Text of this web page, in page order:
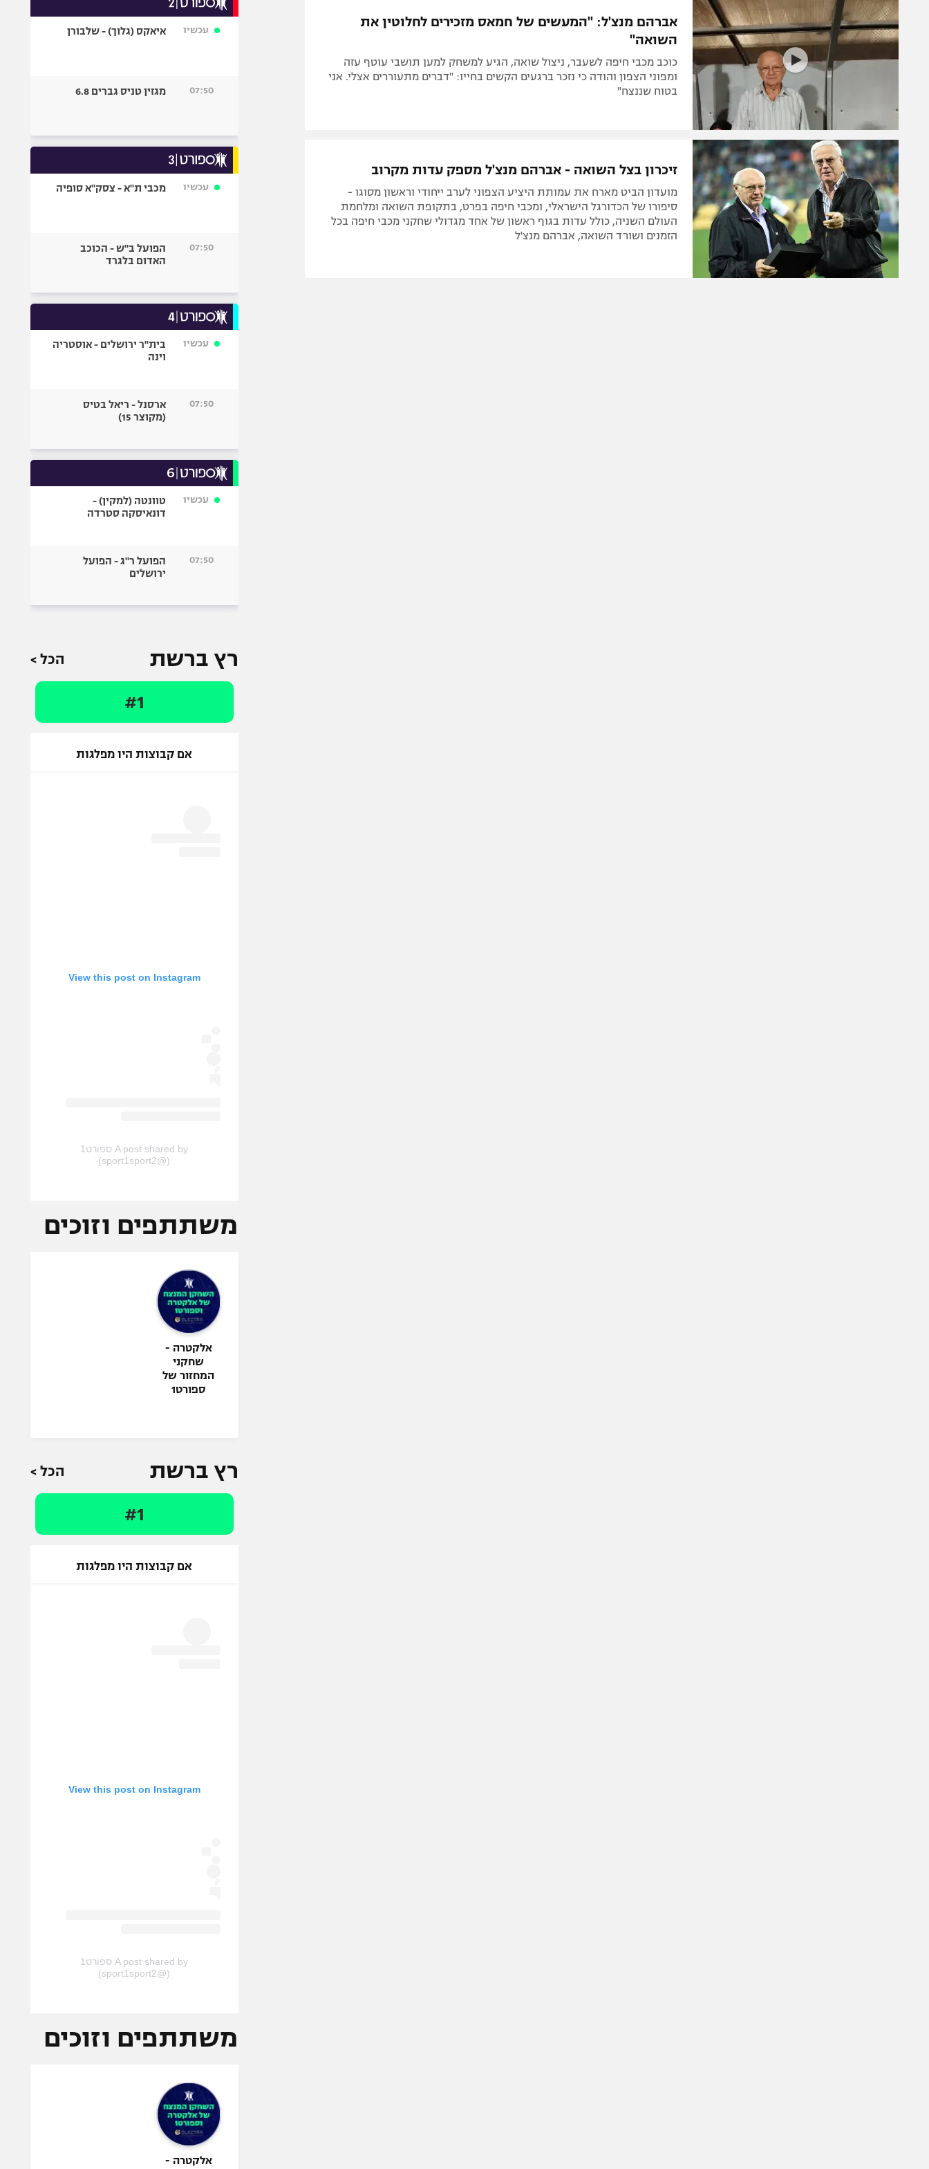
תקנון משתתפים וזוכים בפרסים
תקנון עבור פעילות אלקטרה
תקנון עבור פעילות ספורט 1 – "מרלן"
גיימינג E-Sports
תנאי שימוש
מדיניות פרטיות
תקנון פעילות ספורט 1
רשיון להקרנה פומבית לבית עסק
הצטרפות לחבילת הערוצים
לוח דרושים – ג'ובנט
הפועל חיפה
הפועל באר שבע
מכבי נתניה
בני יהודה
ליגות נוספות
ספורט מוטורי
בייסבול MLB
גיימינג E-Sports
אברהם מנצ'ל: "המעשים של חמאס מזכירים לחלוטין את
השואה"
כוכב מכבי חיפה לשעבר, ניצול שואה, הגיע למשחק למען תושבי עוטף עזה
ומפוני הצפון והודה כי נזכר ברגעים הקשים בחייו: "דברים מתעוררים אצלי. אני
בטוח שננצח"
זיכרון בצל השואה - אברהם מנצ'ל מספק עדות מקרוב
מועדון הביט מארח את עמותת היציע הצפוני לערב ייחודי וראשון מסוגו -
סיפורו של הכדורגל הישראלי, ומכבי חיפה בפרט, בתקופת השואה ומלחמת
העולם השניה, כולל עדות בגוף ראשון של אחד מגדולי שחקני מכבי חיפה בכל
הזמנים ושורד השואה, אברהם מנצ'ל
עכשיו איאקס (גלוך) - שלבורן
07:50 מגזין טניס גברים 6.8
עכשיו מכבי ת"א - צסק"א סופיה
07:50
הפועל ב"ש - הכוכב
האדום בלגרד
עכשיו
בית"ר ירושלים - אוסטריה
וינה
07:50
ארסנל - ריאל בטיס
(מקוצר 15)
עכשיו
טוונטה (למקין) -
דונאיסקה סטרדה
07:50
הפועל ר"ג - הפועל
ירושלים
רץ ברשת הכל >
#1
אם קבוצות היו מפלגות
View this post on Instagram
A post shared by ספורט1
(@sport1sport2)
משתתפים וזוכים
אלקטרה -
שחקני
המחזור של
ספורט1
רץ ברשת הכל >
#1
אם קבוצות היו מפלגות
View this post on Instagram
A post shared by ספורט1
(@sport1sport2)
משתתפים וזוכים
אלקטרה -